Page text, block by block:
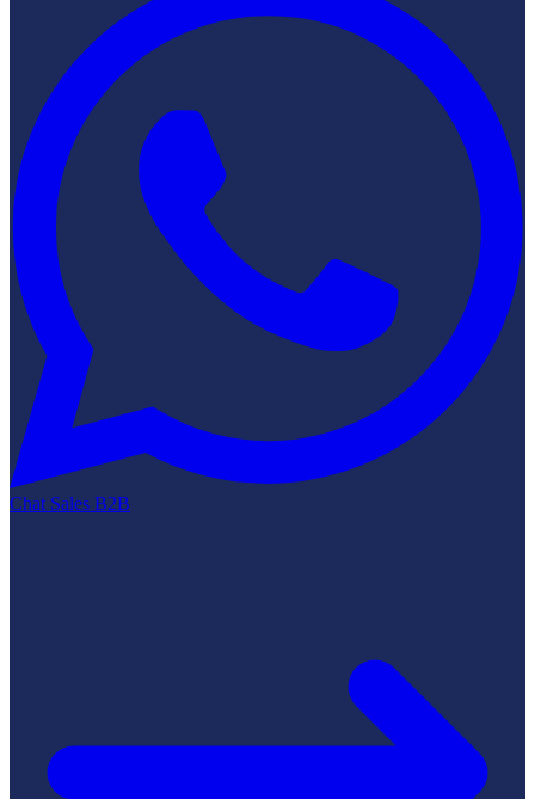
Chat Sales B2B